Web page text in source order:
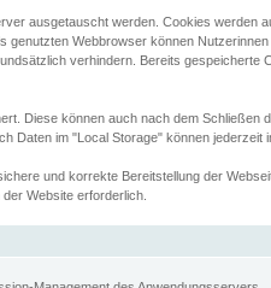
ausgetauscht werden. Cookies werden
Webbrowser können
verhindern. Bereits gespeicherte
Diese können auch nach dem Schließen
Daten im "Local Storage" können jederzeit
und korrekte Bereitstellung der
Website erforderlich.